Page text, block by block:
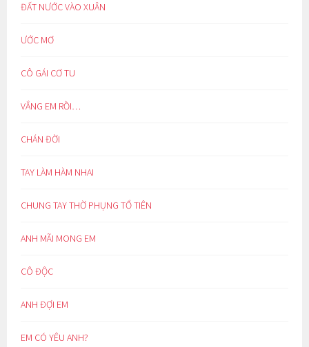
ĐẤT NƯỚC VÀO XUÂN
ƯỚC MƠ
CÔ GÁI CƠ TU
VẮNG EM RỒI…
CHÁN ĐỜI
TAY LÀM HÀM NHAI
CHUNG TAY THỜ PHỤNG TỔ TIÊN
ANH MÃI MONG EM
CÔ ĐỘC
ANH ĐỢI EM
EM CÓ YÊU ANH?